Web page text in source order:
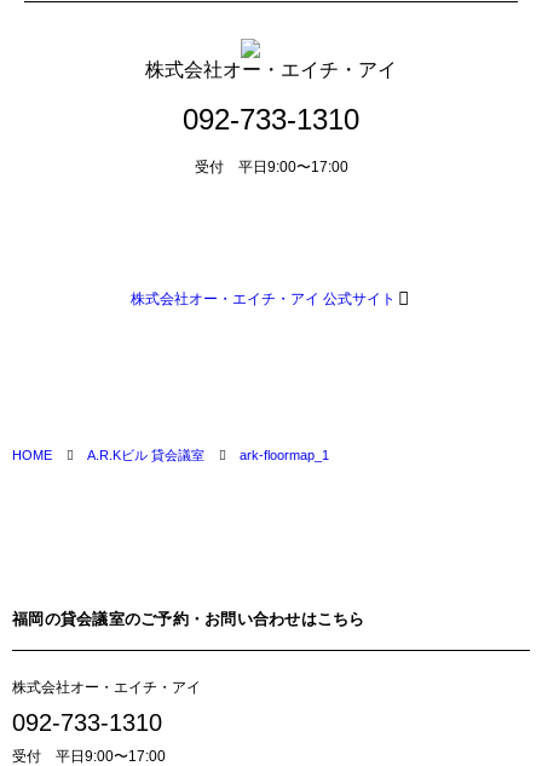
株式会社オー・エイチ・アイ
092-733-1310
受付 平日9:00〜17:00
株式会社オー・エイチ・アイ 公式サイト
HOME A.R.Kビル 貸会議室 ark-floormap_1
福岡の貸会議室のご予約・お問い合わせはこちら
株式会社オー・エイチ・アイ
092-733-1310
受付 平日9:00〜17:00